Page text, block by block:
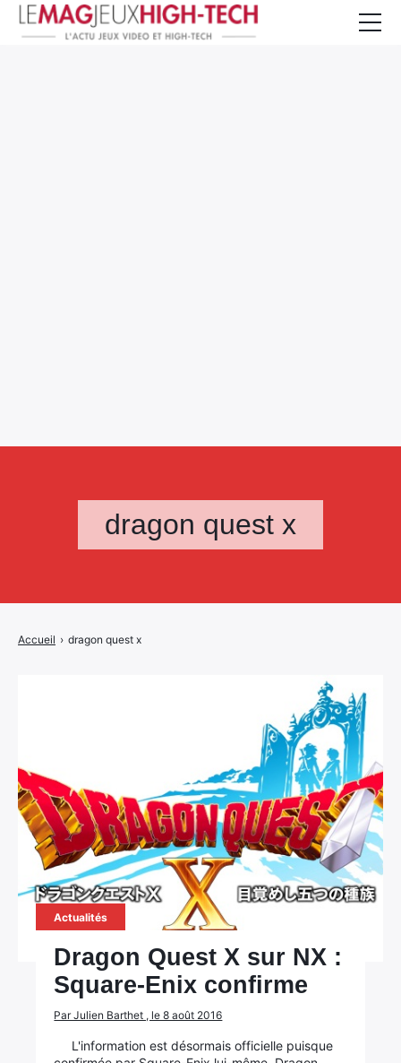
dragon quest x
Accueil › dragon quest x
Actualités
Dragon Quest X sur NX :
Square-Enix confirme
Par Julien Barthet , le 8 août 2016
L'information est désormais officielle puisque